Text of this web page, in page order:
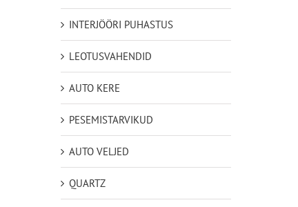
INTERJÖÖRI PUHASTUS
LEOTUSVAHENDID
AUTO KERE
PESEMISTARVIKUD
AUTO VELJED
QUARTZ